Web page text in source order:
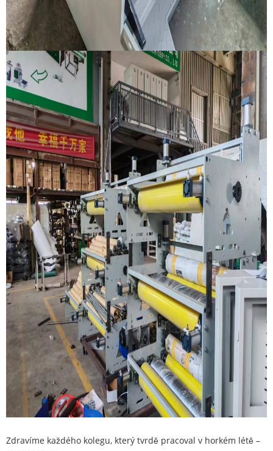
Zdravíme každého kolegu, který tvrdě pracoval v horkém létě –